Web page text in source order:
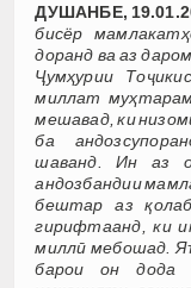
ДУШАНБЕ,
бисёрмамлакат
доранд ва аз
Ҷумҳурии
миллат
мешавад, ки
ба
шаванд. Ин аз
андозбандии
бештар аз
гирифтаанд, ки
миллӣ мебошад.
барои он дода